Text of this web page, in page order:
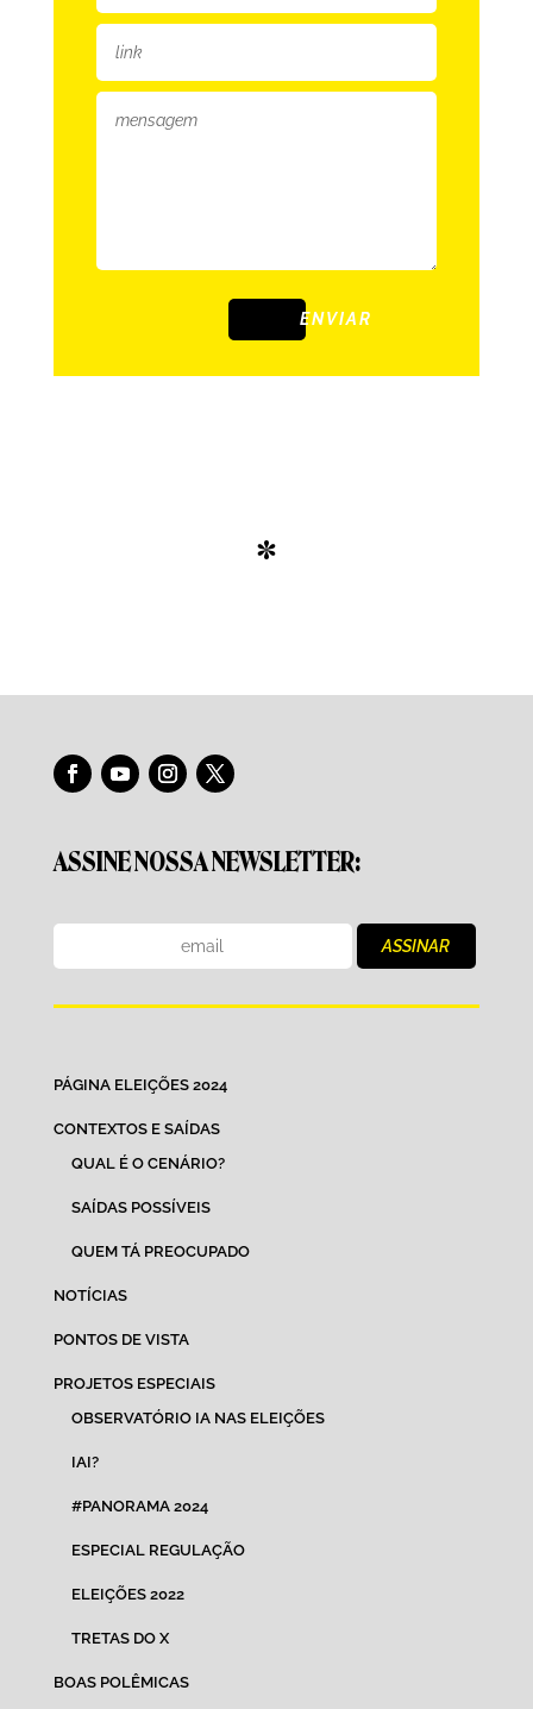
ENVIAR
*
ASSINE NOSSA NEWSLETTER:
PÁGINA ELEIÇÕES 2024
CONTEXTOS E SAÍDAS
QUAL É O CENÁRIO?
SAÍDAS POSSÍVEIS
QUEM TÁ PREOCUPADO
NOTÍCIAS
PONTOS DE VISTA
PROJETOS ESPECIAIS
OBSERVATÓRIO IA NAS ELEIÇÕES
IAI?
#PANORAMA 2024
ESPECIAL REGULAÇÃO
ELEIÇÕES 2022
TRETAS DO X
BOAS POLÊMICAS